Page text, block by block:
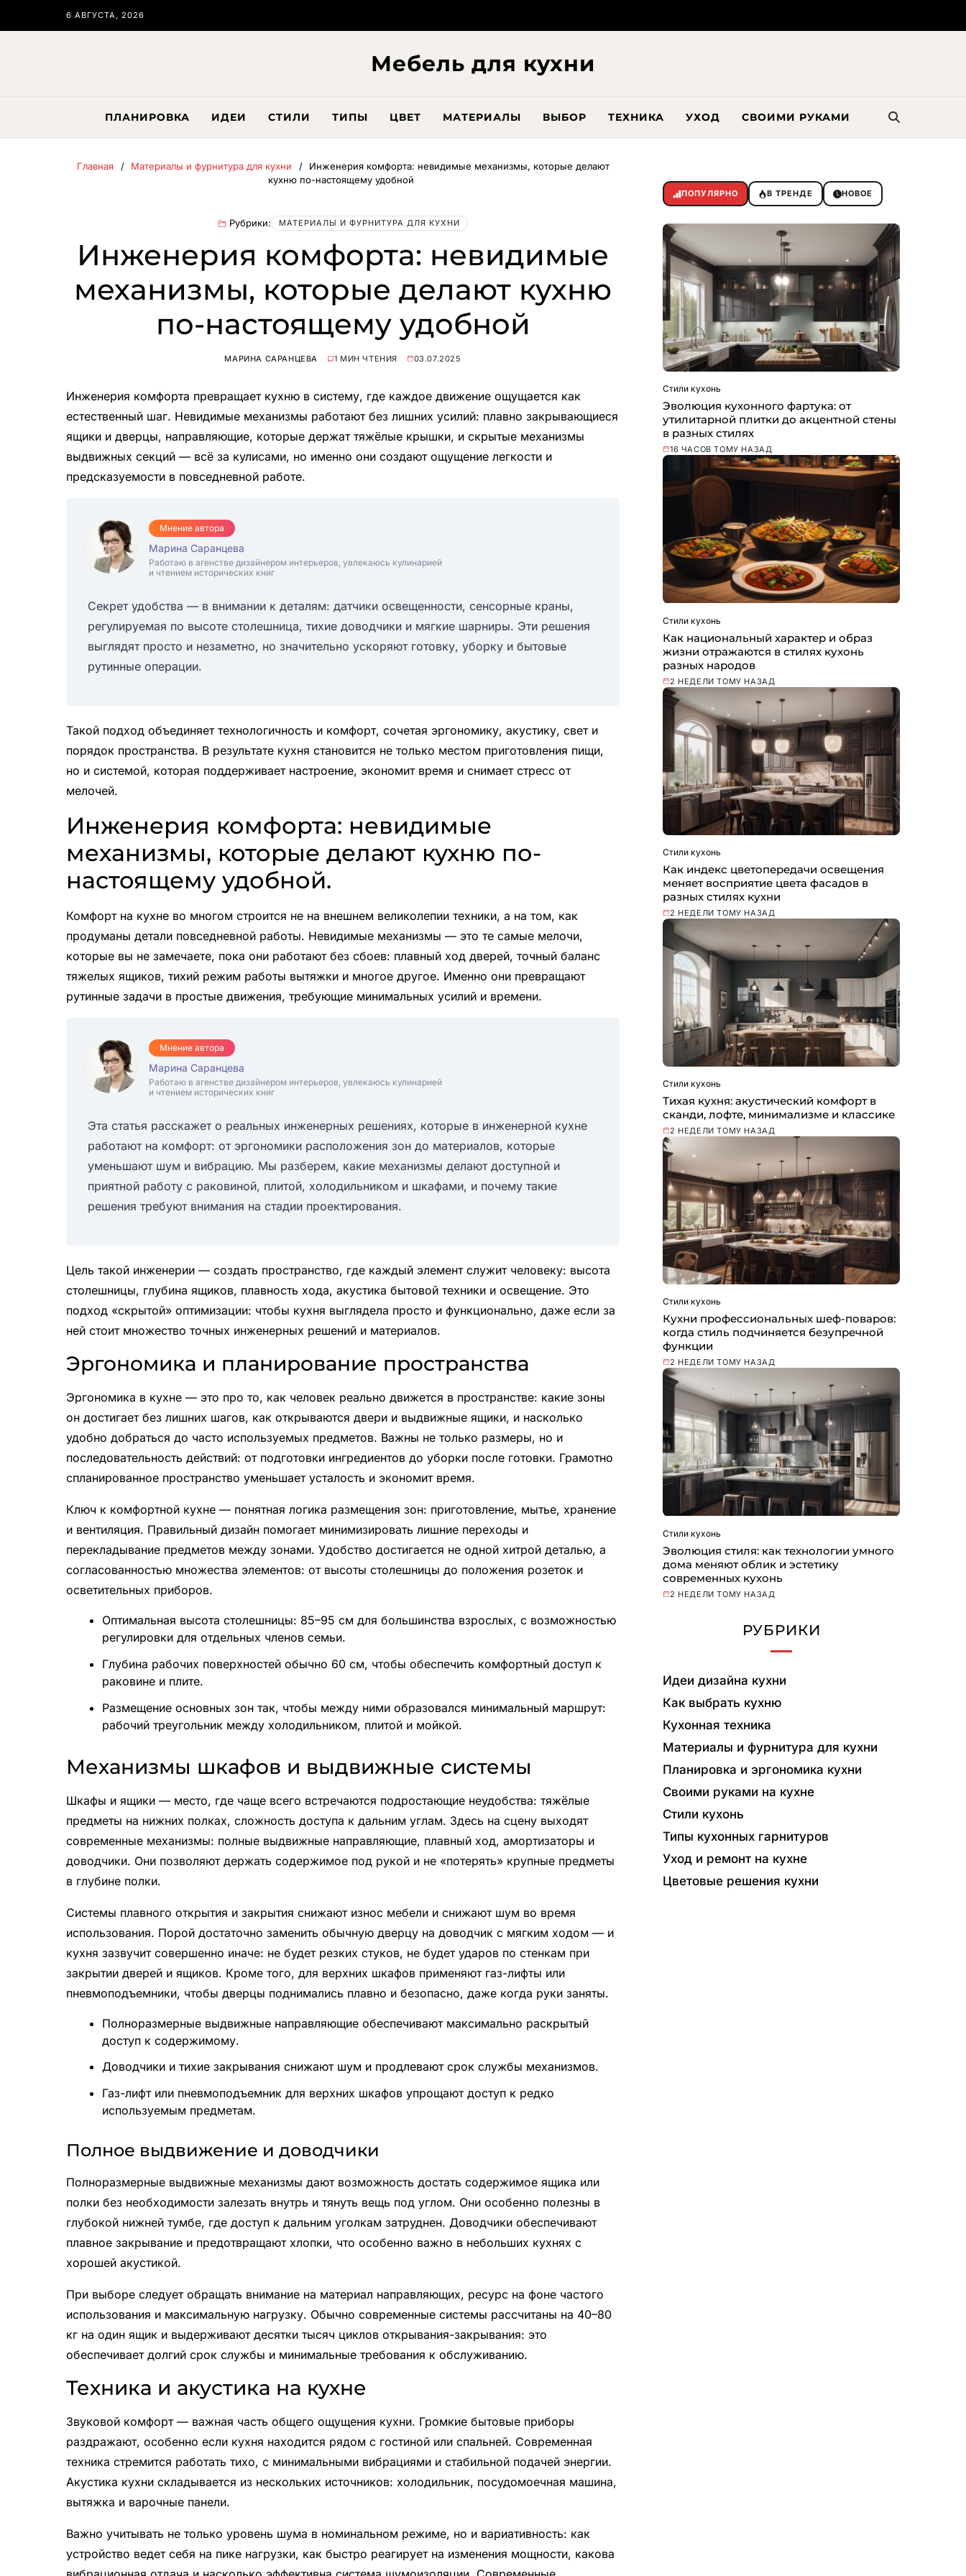
6 АВГУСТА, 2026
Мебель для кухни
ПЛАНИРОВКА ИДЕИ СТИЛИ ТИПЫ ЦВЕТ МАТЕРИАЛЫ ВЫБОР ТЕХНИКА УХОД СВОИМИ РУКАМИ
Главная Материалы и фурнитура для кухни
Инженерия комфорта: невидимые механизмы, которые делают
кухню по-настоящему удобной
Рубрики: МАТЕРИАЛЫ И ФУРНИТУРА ДЛЯ КУХНИ
Инженерия комфорта: невидимые
механизмы, которые делают кухню
по-настоящему удобной
МАРИНА САРАНЦЕВА 1 МИН ЧТЕНИЯ 03.07.2025
Инженерия комфорта превращает кухню в систему, где каждое движение ощущается как
естественный шаг. Невидимые механизмы работают без лишних усилий: плавно закрывающиеся
ящики и дверцы, направляющие, которые держат тяжёлые крышки, и скрытые механизмы
выдвижных секций — всё за кулисами, но именно они создают ощущение легкости и
предсказуемости в повседневной работе.
Мнение автора
Марина Саранцева
Работаю в агенстве дизайнером интерьеров, увлекаюсь кулинарией
и чтением исторических книг
Секрет удобства — в внимании к деталям: датчики освещенности, сенсорные краны,
регулируемая по высоте столешница, тихие доводчики и мягкие шарниры. Эти решения
выглядят просто и незаметно, но значительно ускоряют готовку, уборку и бытовые
рутинные операции.
Такой подход объединяет технологичность и комфорт, сочетая эргономику, акустику, свет и
порядок пространства. В результате кухня становится не только местом приготовления пищи,
но и системой, которая поддерживает настроение, экономит время и снимает стресс от
мелочей.
Инженерия комфорта: невидимые
механизмы, которые делают кухню по-
настоящему удобной.
Комфорт на кухне во многом строится не на внешнем великолепии техники, а на том, как
продуманы детали повседневной работы. Невидимые механизмы — это те самые мелочи,
которые вы не замечаете, пока они работают без сбоев: плавный ход дверей, точный баланс
тяжелых ящиков, тихий режим работы вытяжки и многое другое. Именно они превращают
рутинные задачи в простые движения, требующие минимальных усилий и времени.
Мнение автора
Марина Саранцева
Работаю в агенстве дизайнером интерьеров, увлекаюсь кулинарией
и чтением исторических книг
Эта статья расскажет о реальных инженерных решениях, которые в инженерной кухне
работают на комфорт: от эргономики расположения зон до материалов, которые
уменьшают шум и вибрацию. Мы разберем, какие механизмы делают доступной и
приятной работу с раковиной, плитой, холодильником и шкафами, и почему такие
решения требуют внимания на стадии проектирования.
Цель такой инженерии — создать пространство, где каждый элемент служит человеку: высота
столешницы, глубина ящиков, плавность хода, акустика бытовой техники и освещение. Это
подход «скрытой» оптимизации: чтобы кухня выглядела просто и функционально, даже если за
ней стоит множество точных инженерных решений и материалов.
Эргономика и планирование пространства
Эргономика в кухне — это про то, как человек реально движется в пространстве: какие зоны
он достигает без лишних шагов, как открываются двери и выдвижные ящики, и насколько
удобно добраться до часто используемых предметов. Важны не только размеры, но и
последовательность действий: от подготовки ингредиентов до уборки после готовки. Грамотно
спланированное пространство уменьшает усталость и экономит время.
Ключ к комфортной кухне — понятная логика размещения зон: приготовление, мытье, хранение
и вентиляция. Правильный дизайн помогает минимизировать лишние переходы и
перекладывание предметов между зонами. Удобство достигается не одной хитрой деталью, а
согласованностью множества элементов: от высоты столешницы до положения розеток и
осветительных приборов.
Оптимальная высота столешницы: 85–95 см для большинства взрослых, с возможностью
регулировки для отдельных членов семьи.
Глубина рабочих поверхностей обычно 60 см, чтобы обеспечить комфортный доступ к
раковине и плите.
Размещение основных зон так, чтобы между ними образовался минимальный маршрут:
рабочий треугольник между холодильником, плитой и мойкой.
Механизмы шкафов и выдвижные системы
Шкафы и ящики — место, где чаще всего встречаются подростающие неудобства: тяжёлые
предметы на нижних полках, сложность доступа к дальним углам. Здесь на сцену выходят
современные механизмы: полные выдвижные направляющие, плавный ход, амортизаторы и
доводчики. Они позволяют держать содержимое под рукой и не «потерять» крупные предметы
в глубине полки.
Системы плавного открытия и закрытия снижают износ мебели и снижают шум во время
использования. Порой достаточно заменить обычную дверцу на доводчик с мягким ходом — и
кухня зазвучит совершенно иначе: не будет резких стуков, не будет ударов по стенкам при
закрытии дверей и ящиков. Кроме того, для верхних шкафов применяют газ-лифты или
пневмоподъемники, чтобы дверцы поднимались плавно и безопасно, даже когда руки заняты.
Полноразмерные выдвижные направляющие обеспечивают максимально раскрытый
доступ к содержимому.
Доводчики и тихие закрывания снижают шум и продлевают срок службы механизмов.
Газ-лифт или пневмоподъемник для верхних шкафов упрощают доступ к редко
используемым предметам.
Полное выдвижение и доводчики
Полноразмерные выдвижные механизмы дают возможность достать содержимое ящика или
полки без необходимости залезать внутрь и тянуть вещь под углом. Они особенно полезны в
глубокой нижней тумбе, где доступ к дальним уголкам затруднен. Доводчики обеспечивают
плавное закрывание и предотвращают хлопки, что особенно важно в небольших кухнях с
хорошей акустикой.
При выборе следует обращать внимание на материал направляющих, ресурс на фоне частого
использования и максимальную нагрузку. Обычно современные системы рассчитаны на 40–80
кг на один ящик и выдерживают десятки тысяч циклов открывания-закрывания: это
обеспечивает долгий срок службы и минимальные требования к обслуживанию.
Техника и акустика на кухне
Звуковой комфорт — важная часть общего ощущения кухни. Громкие бытовые приборы
раздражают, особенно если кухня находится рядом с гостиной или спальней. Современная
техника стремится работать тихо, с минимальными вибрациями и стабильной подачей энергии.
Акустика кухни складывается из нескольких источников: холодильник, посудомоечная машина,
вытяжка и варочные панели.
Важно учитывать не только уровень шума в номинальном режиме, но и вариативность: как
устройство ведет себя на пике нагрузки, как быстро реагирует на изменения мощности, какова
ПОПУЛЯРНО В ТРЕНДЕ НОВОЕ
Стили кухонь
Эволюция кухонного фартука: от
утилитарной плитки до акцентной стены
в разных стилях
16 ЧАСОВ ТОМУ НАЗАД
Стили кухонь
Как национальный характер и образ
жизни отражаются в стилях кухонь
разных народов
2 НЕДЕЛИ ТОМУ НАЗАД
Стили кухонь
Как индекс цветопередачи освещения
меняет восприятие цвета фасадов в
разных стилях кухни
2 НЕДЕЛИ ТОМУ НАЗАД
Стили кухонь
Тихая кухня: акустический комфорт в
сканди, лофте, минимализме и классике
2 НЕДЕЛИ ТОМУ НАЗАД
Стили кухонь
Кухни профессиональных шеф-поваров:
когда стиль подчиняется безупречной
функции
2 НЕДЕЛИ ТОМУ НАЗАД
Стили кухонь
Эволюция стиля: как технологии умного
дома меняют облик и эстетику
современных кухонь
2 НЕДЕЛИ ТОМУ НАЗАД
РУБРИКИ
Идеи дизайна кухни
Как выбрать кухню
Кухонная техника
Материалы и фурнитура для кухни
Планировка и эргономика кухни
Своими руками на кухне
Стили кухонь
Типы кухонных гарнитуров
Уход и ремонт на кухне
Цветовые решения кухни